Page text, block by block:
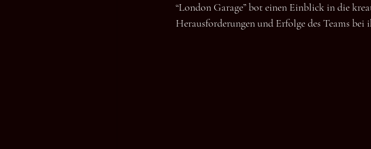
“London Garage” bot einen Einblick in die
Herausforderungen und Erfolge des Teams